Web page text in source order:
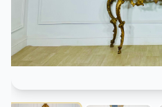
ДОСТАВКА И ОПЛАТА